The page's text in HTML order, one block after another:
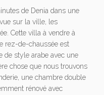
de Denia dans une
sur la ville, les
Cette villa à vendre à
rez-de-chaussée est
de style arabe avec une
chose que nous trouvons
une chambre double
rénové avec